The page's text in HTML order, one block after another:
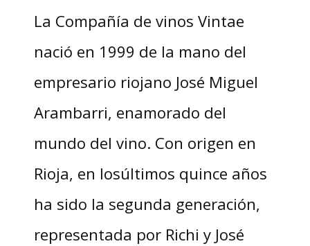
La Compañía de vinos Vintae
nació en 1999 de la mano del
empresario riojano José Miguel
Arambarri, enamorado del
mundo del vino. Con origen en
Rioja, en losúltimos quince años
ha sido la segunda generación,
representada por Richi y José